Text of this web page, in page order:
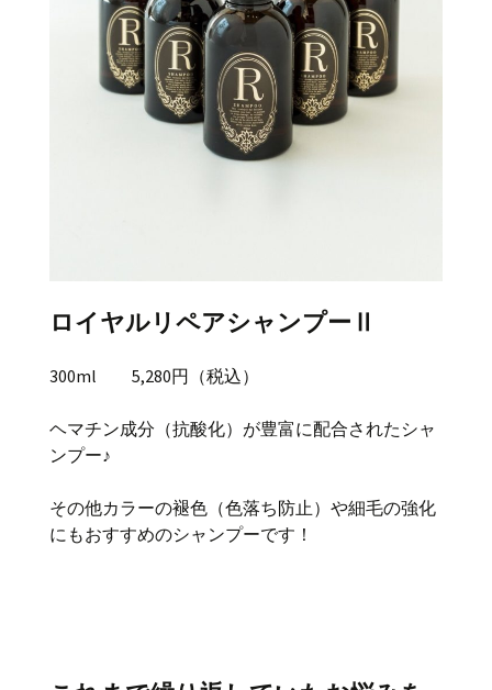
ロイヤルリペアシャンプーⅡ
300ml 5,280円（税込）
ヘマチン成分（抗酸化）が豊富に配合されたシャ
ンプー♪
その他カラーの褪色（色落ち防止）や細毛の強化
にもおすすめのシャンプーです！